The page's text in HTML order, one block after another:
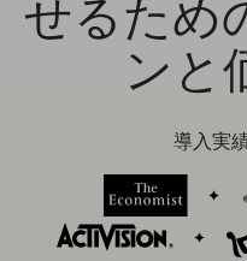
せるため
ンと
導入実